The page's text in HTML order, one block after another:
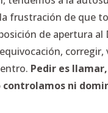
frustración de que
de apertura al
Pedir es
ni